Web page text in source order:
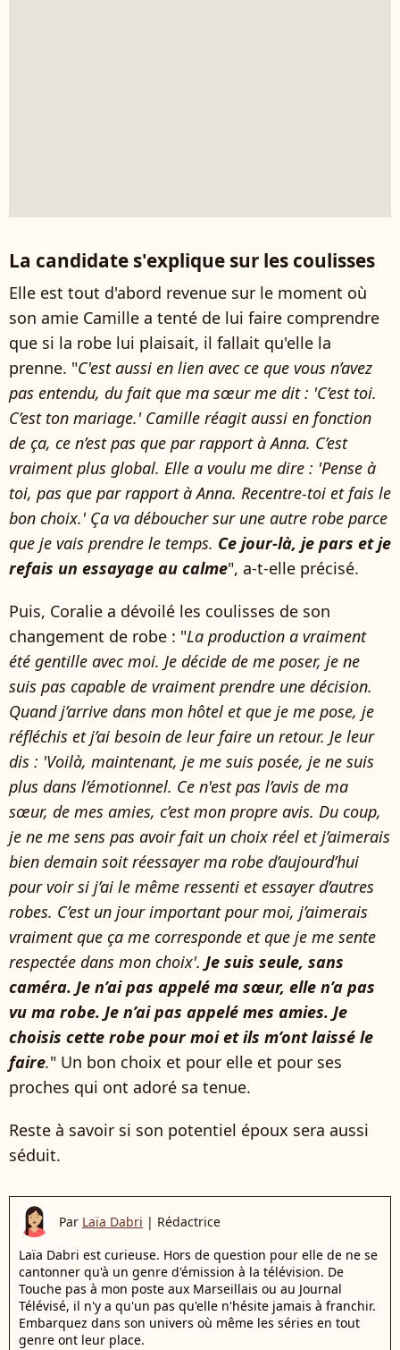
La candidate s'explique sur les coulisses
Elle est tout d'abord revenue sur le moment où
son amie Camille a tenté de lui faire comprendre
que si la robe lui plaisait, il fallait qu'elle la
prenne. "C'est aussi en lien avec ce que vous n’avez
pas entendu, du fait que ma sœur me dit : 'C’est toi.
C’est ton mariage.' Camille réagit aussi en fonction
de ça, ce n’est pas que par rapport à Anna. C’est
vraiment plus global. Elle a voulu me dire : 'Pense à
toi, pas que par rapport à Anna. Recentre-toi et fais le
bon choix.' Ça va déboucher sur une autre robe parce
que je vais prendre le temps. Ce jour-là, je pars et je
refais un essayage au calme", a-t-elle précisé.
Puis, Coralie a dévoilé les coulisses de son
changement de robe : "La production a vraiment
été gentille avec moi. Je décide de me poser, je ne
suis pas capable de vraiment prendre une décision.
Quand j’arrive dans mon hôtel et que je me pose, je
réfléchis et j’ai besoin de leur faire un retour. Je leur
dis : 'Voilà, maintenant, je me suis posée, je ne suis
plus dans l’émotionnel. Ce n'est pas l’avis de ma
sœur, de mes amies, c’est mon propre avis. Du coup,
je ne me sens pas avoir fait un choix réel et j’aimerais
bien demain soit réessayer ma robe d’aujourd’hui
pour voir si j’ai le même ressenti et essayer d’autres
robes. C’est un jour important pour moi, j’aimerais
vraiment que ça me corresponde et que je me sente
respectée dans mon choix'. Je suis seule, sans
caméra. Je n’ai pas appelé ma sœur, elle n’a pas
vu ma robe. Je n’ai pas appelé mes amies. Je
choisis cette robe pour moi et ils m’ont laissé le
faire." Un bon choix et pour elle et pour ses
proches qui ont adoré sa tenue.
Reste à savoir si son potentiel époux sera aussi
séduit.
Par Laïa Dabri | Rédactrice
Laïa Dabri est curieuse. Hors de question pour elle de ne se
cantonner qu'à un genre d'émission à la télévision. De
Touche pas à mon poste aux Marseillais ou au Journal
Télévisé, il n'y a qu'un pas qu'elle n'hésite jamais à franchir.
Embarquez dans son univers où même les séries en tout
genre ont leur place.